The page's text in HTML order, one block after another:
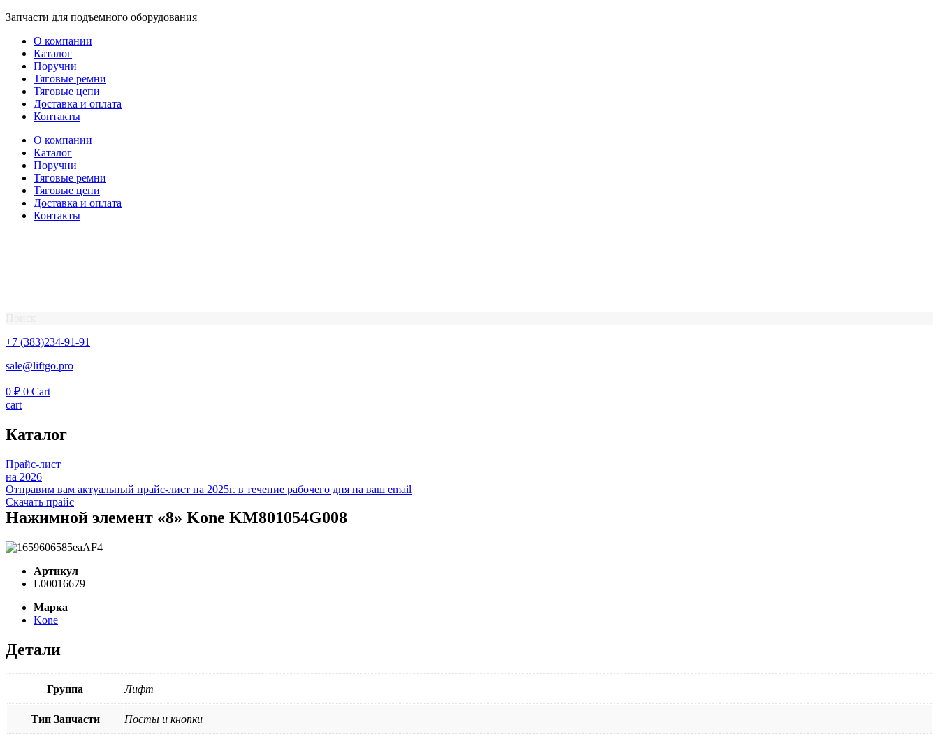
Перейти
содержимому
Запчасти для подъемного оборудования
О компании
Каталог
Поручни
Тяговые ремни
Тяговые цепи
Доставка и оплата
Контакты
О компании
Каталог
Поручни
Тяговые ремни
Тяговые цепи
Доставка и оплата
Контакты
+7 (383)234-91-91
sale@liftgo.pro
0 ₽ 0 Cart
cart
Каталог
Прайс-лист
на 2026
Отправим вам актуальный прайс-лист на 2025г. в течение рабочего дня на ваш email
Скачать прайс
Нажимной элемент «8» Kone KM801054G008
Артикул
L00016679
Марка
Kone
Детали
Группа Лифт
Тип Запчасти Посты и кнопки